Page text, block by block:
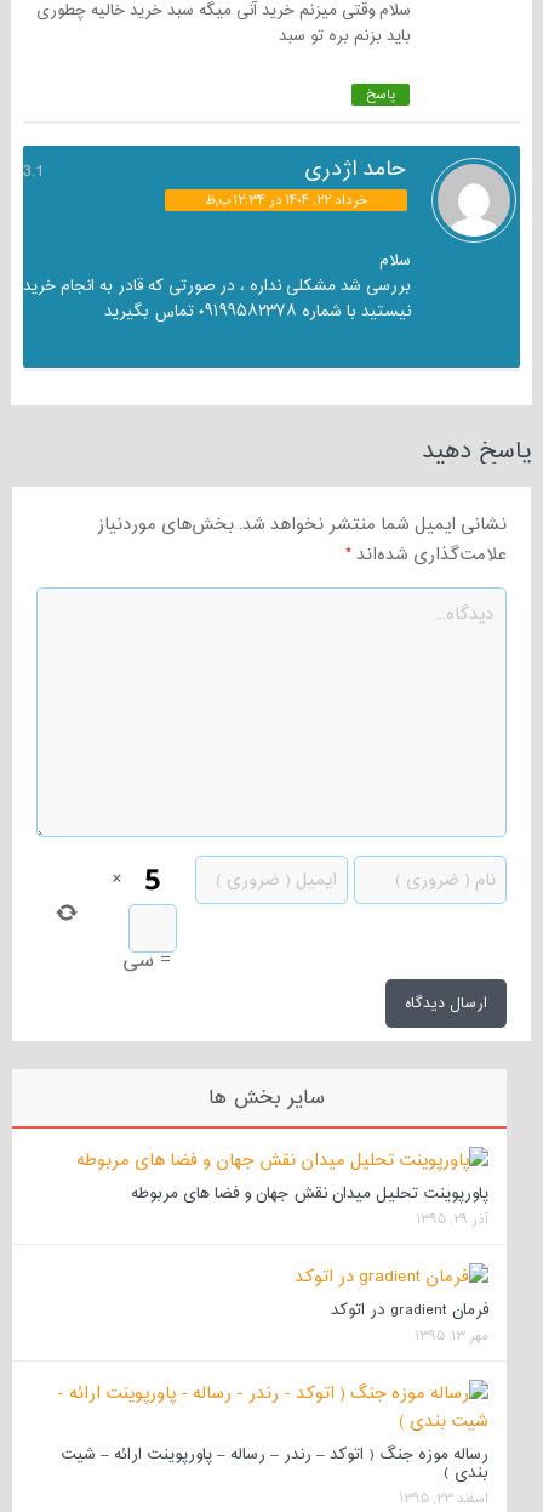
سلام وقتی میزنم خرید آنی میگه سبد خرید خالیه چطوری
باید بزنم بره تو سبد
پاسخ
3.1 حامد اژدری
خرداد ۲۲, ۱۴۰۴ در ۱۲:۳۴ ب٫ظ
سلام
بررسی شد مشکلی نداره ، در صورتی که قادر به انجام خرید
نیستید با شماره ۰۹۱۹۹۵۸۲۳۷۸ تماس بگیرید
پاسخ دهید
نشانی ایمیل شما منتشر نخواهد شد.بخش‌های موردنیاز
علامت‌گذاری شده‌اند *
×
=سی
سایر بخش ها
پاورپوینت تحلیل میدان نقش جهان و فضا های مربوطه
آذر ۲۹, ۱۳۹۵
فرمان gradient در اتوکد
مهر ۱۳, ۱۳۹۵
رساله موزه جنگ ( اتوکد – رندر – رساله – پاورپوینت ارائه – شیت
بندی )
اسفند ۲۳, ۱۳۹۵